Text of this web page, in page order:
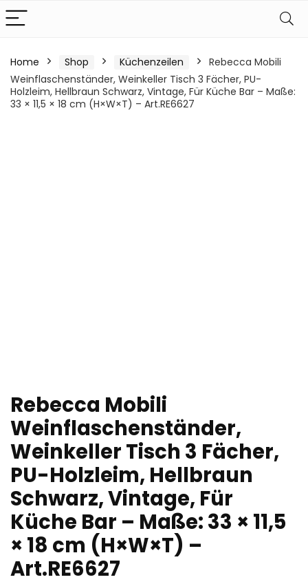
Home Shop Küchenzeilen
Rebecca Mobili
Weinflaschenständer, Weinkeller Tisch 3 Fächer, PU-
Holzleim, Hellbraun Schwarz, Vintage, Für Küche Bar – Maße:
33 × 11,5 × 18 cm (H×W×T) – Art.RE6627
Rebecca Mobili
Weinflaschenständer,
Weinkeller Tisch 3 Fächer,
PU-Holzleim, Hellbraun
Schwarz, Vintage, Für
Küche Bar – Maße: 33 × 11,5
× 18 cm (H×W×T) –
Art.RE6627